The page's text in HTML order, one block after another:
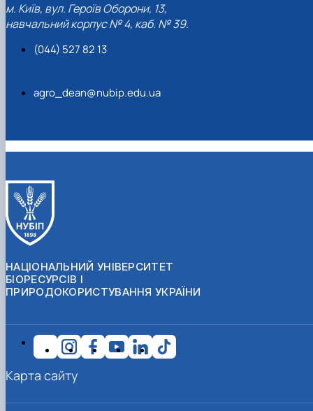
м. Київ, вул. Героїв Оборони, 13,
навчальний корпус № 4, каб. № 39.
(044) 527 82 13
agro_dean@nubip.edu.ua
НАЦІОНАЛЬНИЙ УНІВЕРСИТЕТ
БІОРЕСУРСІВ І
ПРИРОДОКОРИСТУВАННЯ УКРАЇНИ
Карта сайту